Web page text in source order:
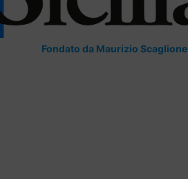
Fondato da Maurizio Scaglione